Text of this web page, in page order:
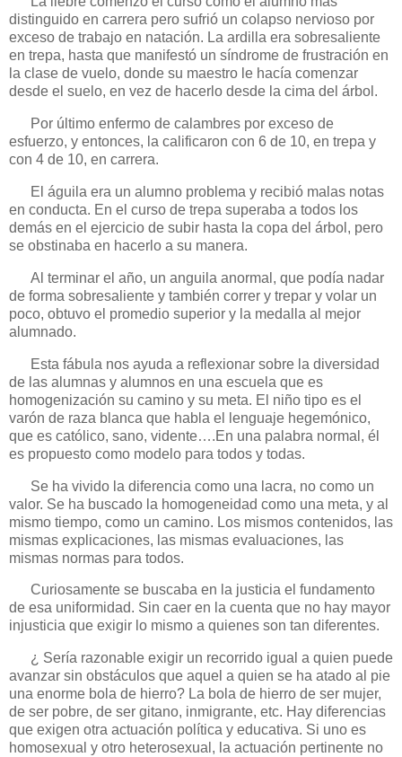
distinguido en carrera pero sufrió un colapso nervioso por
exceso de trabajo en natación. La ardilla era sobresaliente
en trepa, hasta que manifestó un síndrome de frustración en
la clase de vuelo, donde su maestro le hacía comenzar
desde el suelo, en vez de hacerlo desde la cima del árbol.
Por último enfermo de calambres por exceso de
esfuerzo, y entonces, la calificaron con 6 de 10, en trepa y
con 4 de 10, en carrera.
El águila era un alumno problema y recibió malas notas
en conducta. En el curso de trepa superaba a todos los
demás en el ejercicio de subir hasta la copa del árbol, pero
se obstinaba en hacerlo a su manera.
Al terminar el año, un anguila anormal, que podía nadar
de forma sobresaliente y también correr y trepar y volar un
poco, obtuvo el promedio superior y la medalla al mejor
alumnado.
Esta fábula nos ayuda a reflexionar sobre la diversidad
de las alumnas y alumnos en una escuela que es
homogenización su camino y su meta. El niño tipo es el
varón de raza blanca que habla el lenguaje hegemónico,
que es católico, sano, vidente….En una palabra normal, él
es propuesto como modelo para todos y todas.
Se ha vivido la diferencia como una lacra, no como un
valor. Se ha buscado la homogeneidad como una meta, y al
mismo tiempo, como un camino. Los mismos contenidos, las
mismas explicaciones, las mismas evaluaciones, las
mismas normas para todos.
Curiosamente se buscaba en la justicia el fundamento
de esa uniformidad. Sin caer en la cuenta que no hay mayor
injusticia que exigir lo mismo a quienes son tan diferentes.
¿ Sería razonable exigir un recorrido igual a quien puede
avanzar sin obstáculos que aquel a quien se ha atado al pie
una enorme bola de hierro? La bola de hierro de ser mujer,
de ser pobre, de ser gitano, inmigrante, etc. Hay diferencias
que exigen otra actuación política y educativa. Si uno es
homosexual y otro heterosexual, la actuación pertinente no